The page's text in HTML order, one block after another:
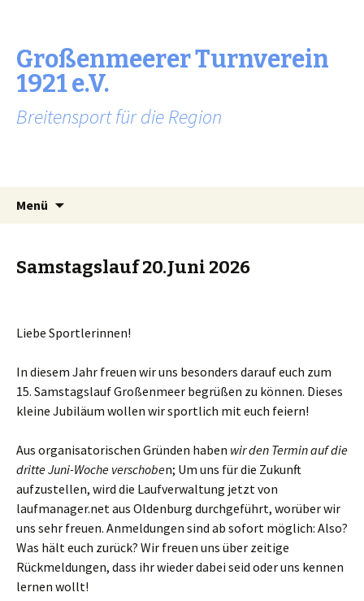
Großenmeerer Turnverein
1921 e.V.
Breitensport für die Region
Menü
Samstagslauf 20.Juni 2026
Liebe Sportlerinnen!
In diesem Jahr freuen wir uns besonders darauf euch zum
15. Samstagslauf Großenmeer begrüßen zu können. Dieses
kleine Jubiläum wollen wir sportlich mit euch feiern!
Aus organisatorischen Gründen haben wir den Termin auf die
dritte Juni-Woche verschoben; Um uns für die Zukunft
aufzustellen, wird die Laufverwaltung jetzt von
laufmanager.net aus Oldenburg durchgeführt, worüber wir
uns sehr freuen. Anmeldungen sind ab sofort möglich: Also?
Was hält euch zurück? Wir freuen uns über zeitige
Rückmeldungen, dass ihr wieder dabei seid oder uns kennen
lernen wollt!